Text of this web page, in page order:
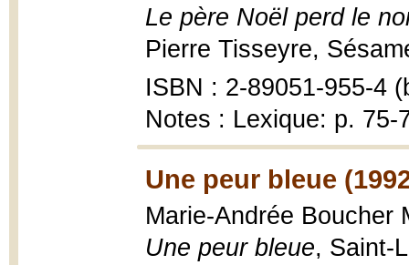
Le père Noël perd le
Pierre Tisseyre,
ISBN : 2-89051-955-4
Notes : Lexique: p. 75-
Une peur bleue
Marie-Andrée Boucher
Une peur bleue, Saint-